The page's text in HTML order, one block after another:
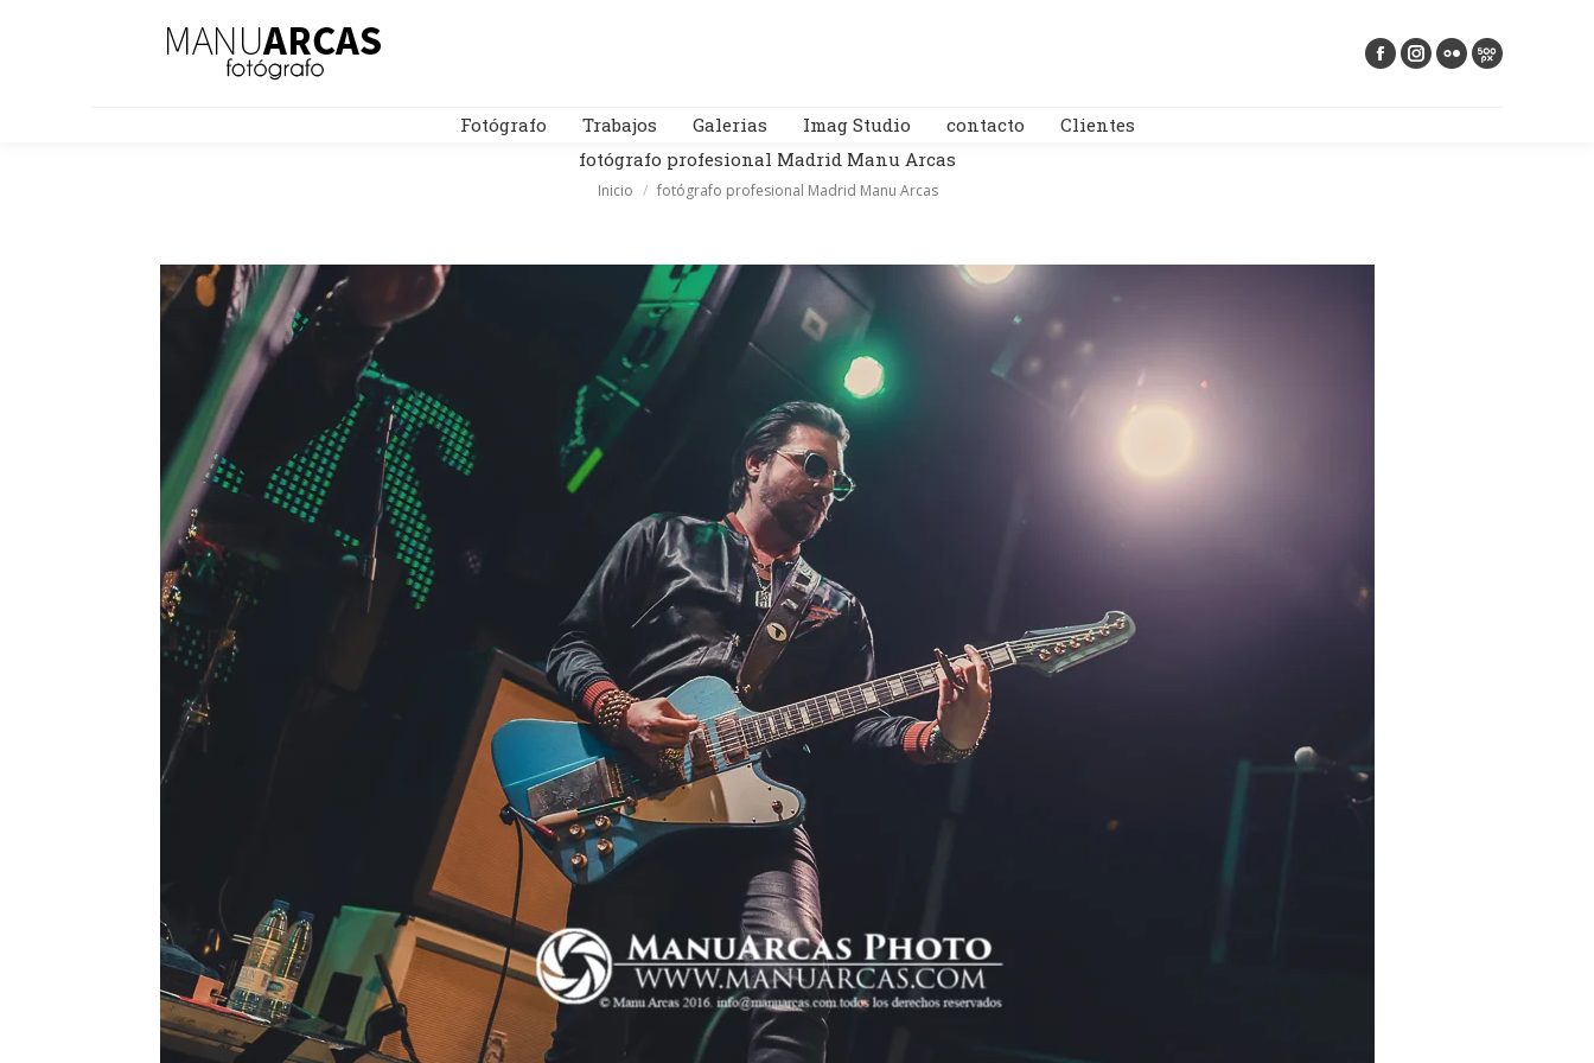
Fotógrafo Trabajos Galerias Imag Studio contacto
Clientes
fotógrafo profesional Madrid Manu Arcas
Estás aquí:
Inicio fotógrafo profesional Madrid Manu Arcas